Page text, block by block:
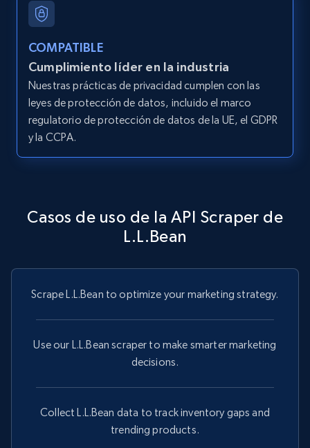
COMPATIBLE
Cumplimiento líder en la industria
Nuestras prácticas de privacidad cumplen con las
leyes de protección de datos, incluido el marco
regulatorio de protección de datos de la UE, el GDPR
y la CCPA.
Casos de uso de la API Scraper de
L.L.Bean
Scrape L.L.Bean to optimize your marketing strategy.
Use our L.L.Bean scraper to make smarter marketing
decisions.
Collect L.L.Bean data to track inventory gaps and
trending products.